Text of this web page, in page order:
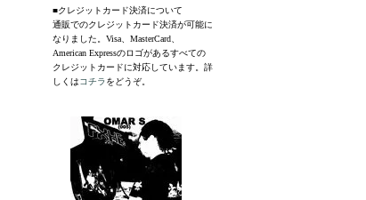
■クレジットカード決済について
通販でのクレジットカード決済が可能に
なりました。Visa、MasterCard、
American Expressのロゴがあるすべての
クレジットカードに対応しています。詳
しくはコチラをどうぞ。